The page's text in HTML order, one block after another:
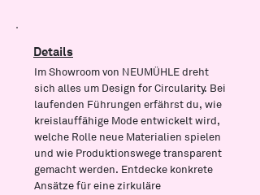
Details
Im Showroom von NEUMÜHLE dreht
sich alles um Design for Circularity. Bei
laufenden Führungen erfährst du, wie
kreislauffähige Mode entwickelt wird,
welche Rolle neue Materialien spielen
und wie Produktionswege transparent
gemacht werden. Entdecke konkrete
Ansätze für eine zirkuläre